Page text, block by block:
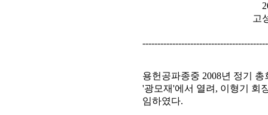
2008년 11
고성이씨용헌
용헌공파종중 2008년 정기
'광모재'에서 열려, 이형기 회
임하였다.